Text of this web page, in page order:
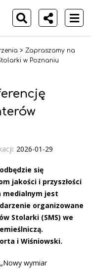
> Zapraszamy na
w Poznaniu
2026-01-29
się
jakości i przyszłości
jest
organizowane
Stolarki (SMS) we
i Wiśniowski.
wymiar